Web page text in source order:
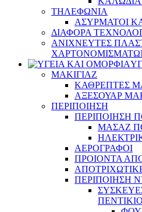
ΤΗΛΕΦΩΝΙΑ
ΑΣΥΡΜΑΤΟΙ
ΔΙΑΦΟΡΑ
ΑΝΙΧΝΕΥΤΕΣ
ΜΑΚΙΓΙΑΖ
ΚΑΘΡΕΠΤΕΣ
ΑΞΕΣΟΥΑΡ
ΠΕΡΙΠΟΙΗΣΗ
ΠΕΡΙΠΟΙΗΣΗ
ΜΑΣΑΖ
ΑΕΡΟΓΡΑΦΟΙ
ΠΡΟΙΟΝΤΑ
ΠΕΡΙΠΟΙΗΣΗ